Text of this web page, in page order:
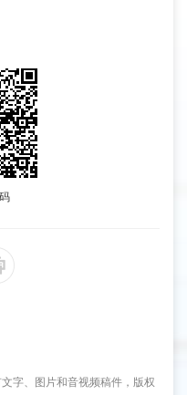
字、图片和音视频稿件，版权